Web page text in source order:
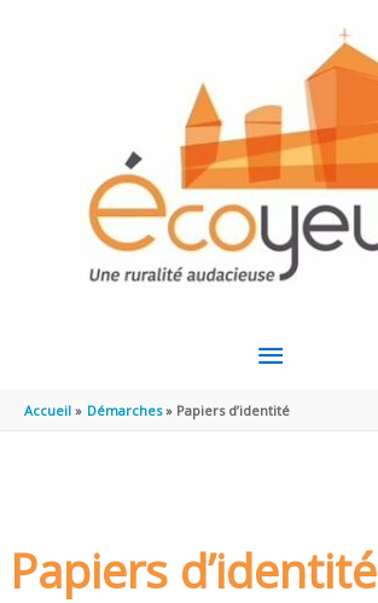
MENU
PRINCIPAL
Accueil Démarches Papiers d’identité
Papiers d’identité